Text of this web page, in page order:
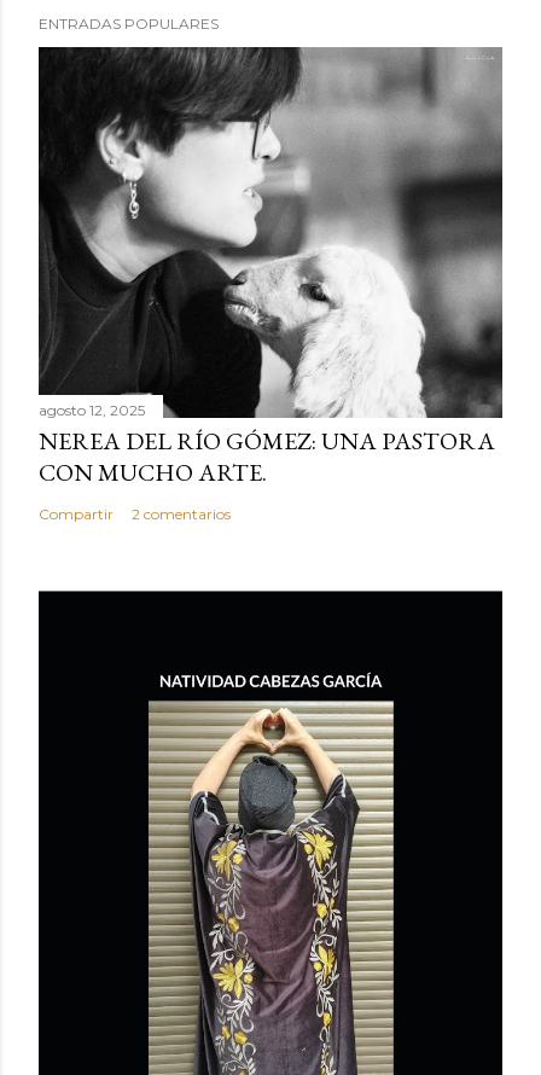
ENTRADAS POPULARES
agosto 12, 2025
NEREA DEL RÍO GÓMEZ: UNA PASTORA
CON MUCHO ARTE.
Compartir 2 comentarios